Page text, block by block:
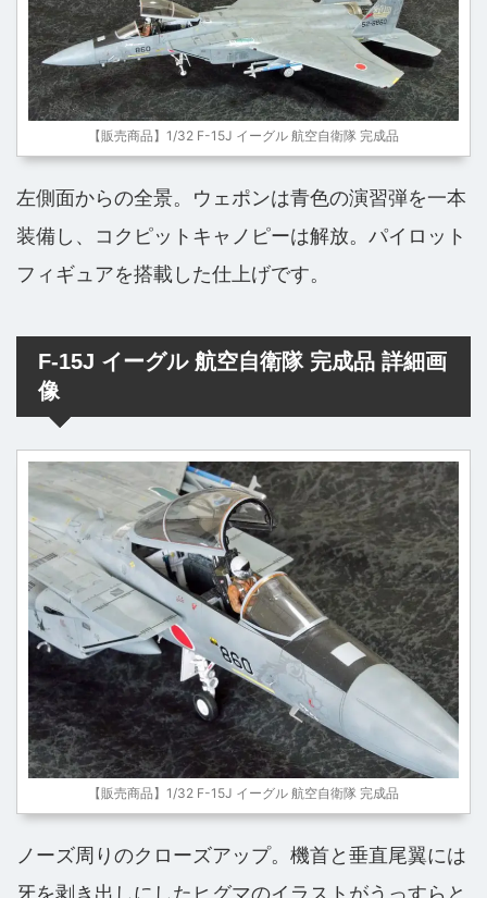
【販売商品】1/32 F-15J イーグル 航空自衛隊 完成品
左側面からの全景。ウェポンは青色の演習弾を一本
装備し、コクピットキャノピーは解放。パイロット
フィギュアを搭載した仕上げです。
F-15J イーグル 航空自衛隊 完成品 詳細画
像
【販売商品】1/32 F-15J イーグル 航空自衛隊 完成品
ノーズ周りのクローズアップ。機首と垂直尾翼には
牙を剥き出しにしたヒグマのイラストがうっすらと